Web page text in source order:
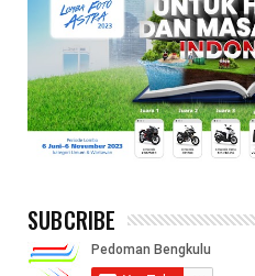
SUBCRIBE